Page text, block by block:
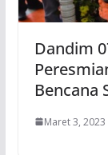
Dandim
Bencana
Maret 3, 2023